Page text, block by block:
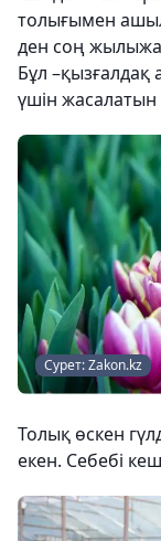
толығымен
ден соң
Бұл
үшін
Сурет: Zakon.kz
Толық өскен
екен. Себебі